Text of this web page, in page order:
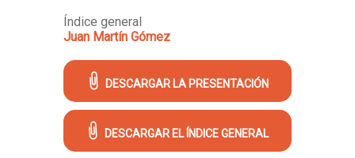
Índice general
Juan Martín Gómez
DESCARGAR LA PRESENTACIÓN
DESCARGAR EL ÍNDICE GENERAL